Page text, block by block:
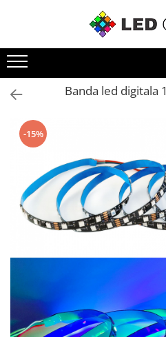
Cablu Banda Led
Senzori
Banda led digitala
-15%